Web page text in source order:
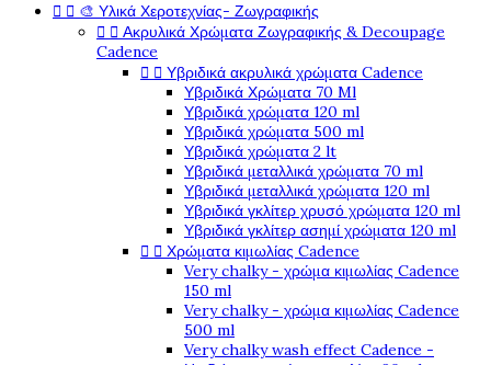
  🎨 Υλικά Χεροτεχνίας- Ζωγραφικής
  Ακρυλικά Χρώματα Ζωγραφικής & Decoupage
Cadence
  Υβριδικά ακρυλικά χρώματα Cadence
Υβριδικά Χρώματα 70 Ml
Υβριδικά χρώματα 120 ml
Υβριδικά χρώματα 500 ml
Υβριδικά χρώματα 2 lt
Υβριδικά μεταλλικά χρώματα 70 ml
Υβριδικά μεταλλικά χρώματα 120 ml
Υβριδικά γκλίτερ χρυσό χρώματα 120 ml
Υβριδικά γκλίτερ ασημί χρώματα 120 ml
  Χρώματα κιμωλίας Cadence
Very chalky - χρώμα κιμωλίας Cadence
150 ml
Very chalky - χρώμα κιμωλίας Cadence
500 ml
Very chalky wash effect Cadence -